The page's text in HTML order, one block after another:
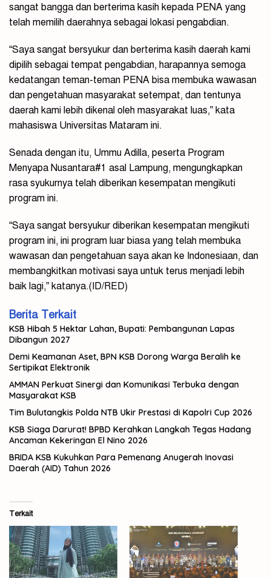
sangat bangga dan berterima kasih kepada PENA yang
telah memilih daerahnya sebagai lokasi pengabdian.
“Saya sangat bersyukur dan berterima kasih daerah kami
dipilih sebagai tempat pengabdian, harapannya semoga
kedatangan teman-teman PENA bisa membuka wawasan
dan pengetahuan masyarakat setempat, dan tentunya
daerah kami lebih dikenal oleh masyarakat luas,” kata
mahasiswa Universitas Mataram ini.
Senada dengan itu, Ummu Adilla, peserta Program
Menyapa Nusantara#1 asal Lampung, mengungkapkan
rasa syukurnya telah diberikan kesempatan mengikuti
program ini.
“Saya sangat bersyukur diberikan kesempatan mengikuti
program ini, ini program luar biasa yang telah membuka
wawasan dan pengetahuan saya akan ke Indonesiaan, dan
membangkitkan motivasi saya untuk terus menjadi lebih
baik lagi,” katanya.(ID/RED)
Berita Terkait
KSB Hibah 5 Hektar Lahan, Bupati: Pembangunan Lapas
Dibangun 2027
Demi Keamanan Aset, BPN KSB Dorong Warga Beralih ke
Sertipikat Elektronik
AMMAN Perkuat Sinergi dan Komunikasi Terbuka dengan
Masyarakat KSB
Tim Bulutangkis Polda NTB Ukir Prestasi di Kapolri Cup 2026
KSB Siaga Darurat! BPBD Kerahkan Langkah Tegas Hadang
Ancaman Kekeringan El Nino 2026
BRIDA KSB Kukuhkan Para Pemenang Anugerah Inovasi
Daerah (AID) Tahun 2026
Terkait